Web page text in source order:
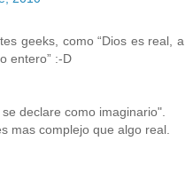
geeks, como “Dios es real, a
entero” :-D
declare como imaginario".
mas complejo que algo real.